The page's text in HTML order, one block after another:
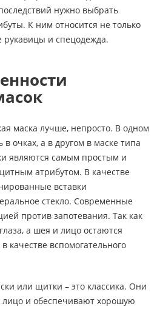
нужно выбрать
К ним относится не только
рукавицы и спецодежда.
маска лучше, непросто. В одном
в очках, а в другом в маске типа
являются самым простым и
атрибутом. В качестве
вставки
стекло. Современные
против запотевания. Так как
а шея и лицо остаются
качестве вспомогательного
или щитки – это классика. Они
и обеспечивают хорошую